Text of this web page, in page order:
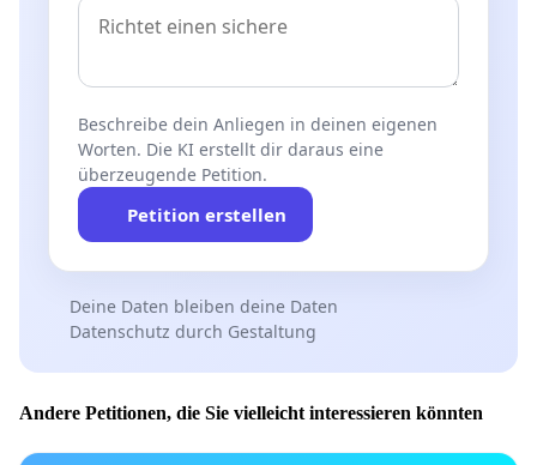
Beschreibe dein Anliegen in deinen eigenen
Worten. Die KI erstellt dir daraus eine
überzeugende Petition.
Petition erstellen
Deine Daten bleiben deine Daten
Datenschutz durch Gestaltung
Andere Petitionen, die Sie vielleicht interessieren könnten